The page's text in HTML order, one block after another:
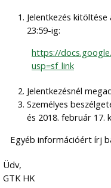
Jelentkezés
23:59-ig:
https://
usp=sf_link
Jelentkezésnél
Személyes
és 2018. február 17.
Egyéb információért írj
Üdv,
GTK HK